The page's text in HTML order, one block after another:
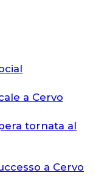
a Cervo
tornata al
a Cervo